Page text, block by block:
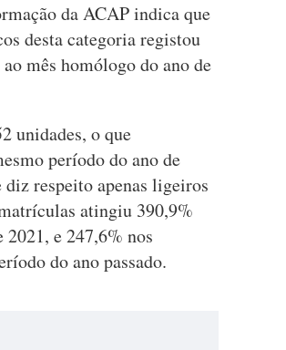
da ACAP indica que
desta categoria registou
mês homólogo do ano de
unidades, o que
período do ano de
diz respeito apenas ligeiros
atingiu 390,9%
e 247,6% nos
do ano passado.